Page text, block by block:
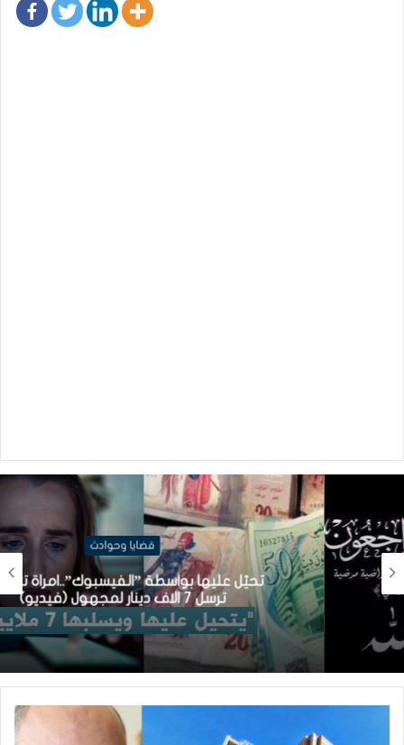
قضايا وحوادث
تحيّل عليها بواسطة ”الفيسبوك”..امراة تونسية
ترسل 7 الاف دينار لمجهول (فيديو)